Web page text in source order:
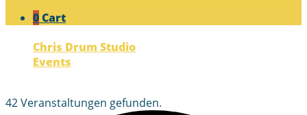
0Cart
Chris Drum Studio
Events
42 Veranstaltungen gefunden.